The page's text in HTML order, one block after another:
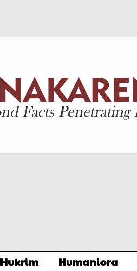
Hukrim Humaniora